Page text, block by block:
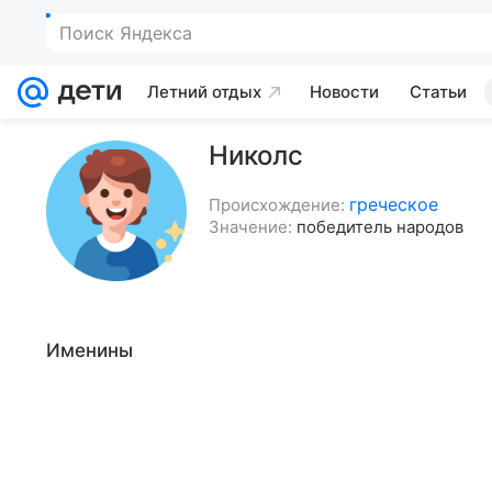
Поиск Яндекса
Летний отдых Новости Статьи
Николс
Происхождение: греческое
Значение: победитель народов
Именины